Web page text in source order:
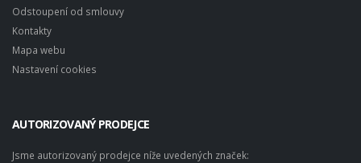
Odstoupení od smlouvy
Kontakty
Mapa webu
Nastavení cookies
AUTORIZOVANÝ PRODEJCE
Jsme autorizovaný prodejce níže uvedených značek: